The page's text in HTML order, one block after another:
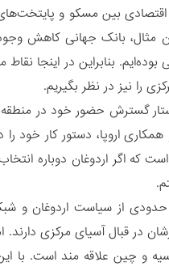
اقتصادی بین مسکو و
مثال، بانک جهانی کاهش
بنابراین در اینجا
را نیز در نظر بگیریم.
گسترش حضور خود در منطقه
اروپا، دستور کار خود را
که اگر اردوغان دوباره
حدودی از سیاست اردوغان و
در قبال آسیای مرکزی
و چین علاقه مند است. با